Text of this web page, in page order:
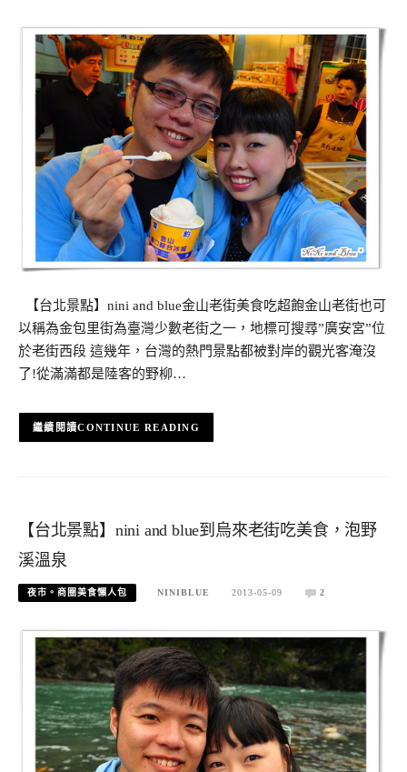
【台北景點】nini and blue金山老街美食吃超飽金山老街也可
以稱為金包里街為臺灣少數老街之一，地標可搜尋”廣安宮”位
於老街西段 這幾年，台灣的熱門景點都被對岸的觀光客淹沒
了!從滿滿都是陸客的野柳…
CONTINUE READING
【台北景點】nini and blue到烏來老街吃美食，泡野
溪溫泉
夜市。商圈美食懶人包 NINIBLUE 2013-05-09 2